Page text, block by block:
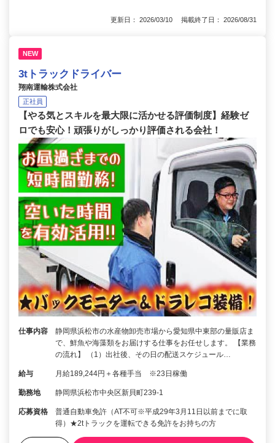
更新日： 2026/03/10 掲載終了日： 2026/08/31
NEW
3tトラックドライバー
翔南運輸株式会社
正社員
【やる気とスキルを最大限に活かせる評価制度】経験ゼ
ロでも安心！頑張りがしっかり評価される会社！
仕事内容
静岡県浜松市の水産物卸売市場から愛知県中東部の量販店ま
で、鮮魚や海藻類をお届けする仕事をお任せします。 【業務
の流れ】 （1）出社後、その日の配送スケジュール…
給与 月給189,244円＋各種手当 ※23日稼働
勤務地 静岡県浜松市中央区新貝町239-1
応募資格
普通自動車免許（AT不可※平成29年3月11日以前までに取
得）★2tトラックを運転できる免許をお持ちの方